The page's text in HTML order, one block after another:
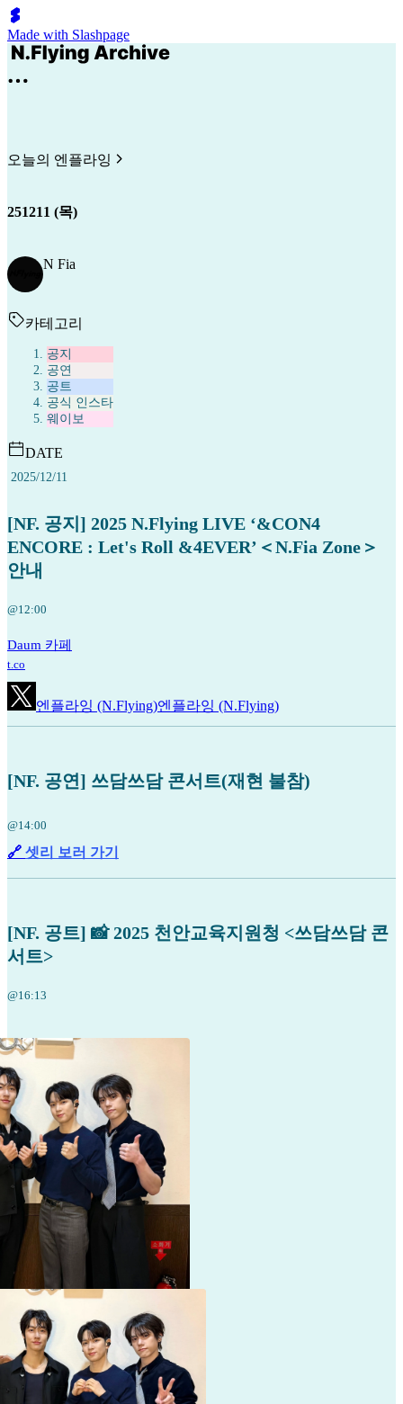
Made with Slashpage
오늘의 엔플라잉
251211 (목)
N Fia
카테고리
공지
공연
공트
공식 인스타
웨이보
DATE
2025/12/11
[NF. 공지] 2025 N.Flying LIVE ‘&CON4
ENCORE : Let's Roll &4EVER’＜N.Fia Zone＞
안내
@12:00
Daum 카페
t.co
엔플라잉 (N.Flying)엔플라잉 (N.Flying)
[NF. 공연] 쓰담쓰담 콘서트(재현 불참)
@14:00
🔗 셋리 보러 가기
[NF. 공트] 📸 2025 천안교육지원청 <쓰담쓰담 콘
서트>
@16:13